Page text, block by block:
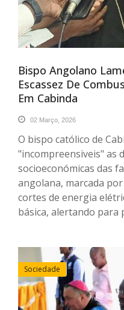
Bispo Angolano
Escassez De
Em Cabinda
02 Março, 2026
O bispo católico de
"incompreensiveis" as
socioeconómicas das
angolana, marcada
cortes de energia
básica, alertando para
Sociedade